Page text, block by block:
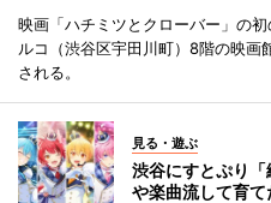
映画「ハチミツとクローバー」の
ルコ（渋谷区宇田川町）8階の映画
される。
見る・遊ぶ
渋谷にすとぷり
や楽曲流して育て